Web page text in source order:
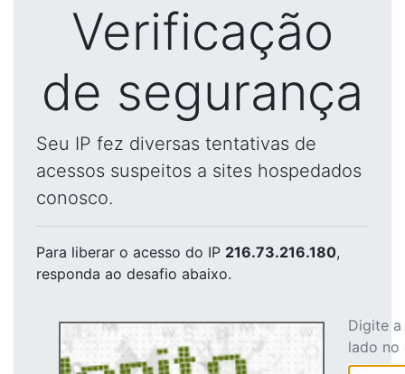
Verificação
de segurança
Seu IP fez diversas tentativas de
acessos suspeitos a sites hospedados
conosco.
Para liberar o acesso do IP 216.73.216.180,
responda ao desafio abaixo.
Digite
lado no